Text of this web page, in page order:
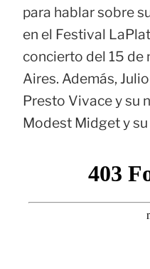
para hablar sobre
en el Festival
concierto del 15 de
Aires. Además,
Presto Vivace y su
Modest Midget y